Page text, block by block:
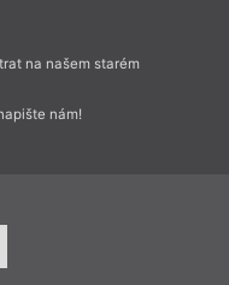
na našem starém
nám!